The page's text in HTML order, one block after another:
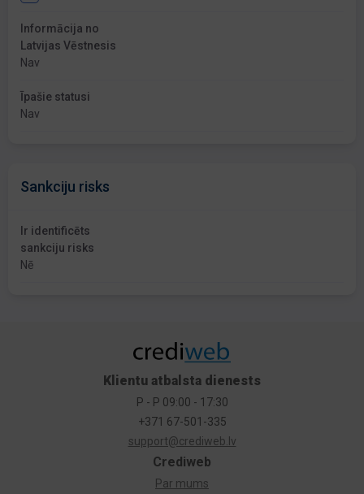
Informācija no
Latvijas Vēstnesis
Nav
Īpašie statusi
Nav
Sankciju risks
Ir identificēts
sankciju risks
Nē
Crediweb
Par mums
Klientu atbalsta dienests
P - P 09:00 - 17:30
+371 67-501-335
support@crediweb.lv